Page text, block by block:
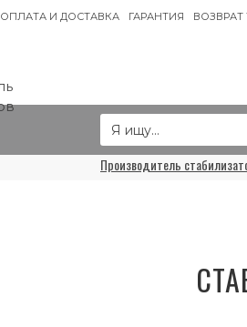
ОПЛАТА И ДОСТАВКА ГАРАНТИЯ ВОЗВРАТ
Производитель